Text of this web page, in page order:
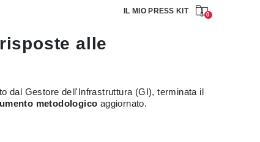
IL MIO PRESS KIT 0
alle
dal Gestore dell'Infrastruttura (GI), terminata il
metodologico aggiornato.